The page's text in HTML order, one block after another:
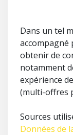
Dans un tel
obtenir de
notamment
expérience
(multi-offres
Sources
Données de